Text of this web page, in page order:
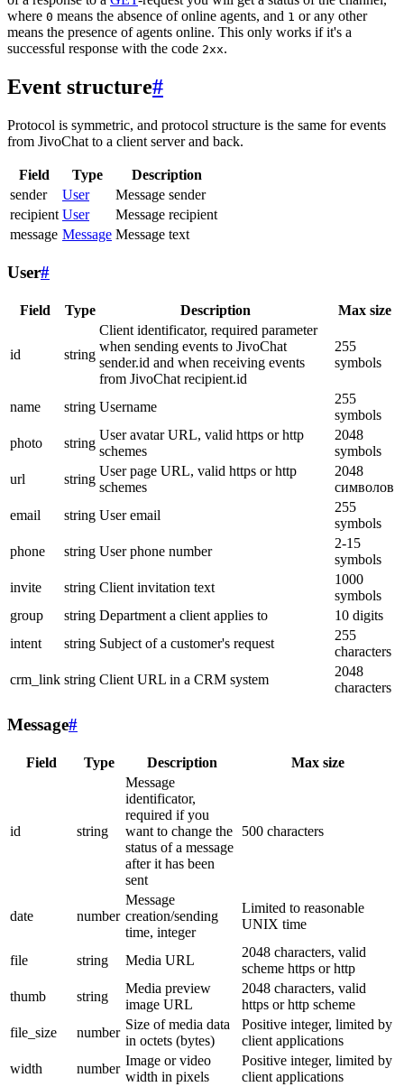
where 0 means the absence of online agents, and 1 or any other
means the presence of agents online. This only works if it's a
successful response with the code 2xx.
Event structure#
Protocol is symmetric, and protocol structure is the same for events
from JivoChat to a client server and back.
Field Type
Description
sender
User
Message sender
recipient User
Message recipient
message Message Message text
User#
Field Type Description Max size
id string
Client identificator, required parameter
when sending events to JivoChat
sender.id and when receiving events
from JivoChat recipient.id
255
symbols
name string Username
255
symbols
photo
string
User avatar URL, valid https or http
schemes
2048
symbols
url
string
User page URL, valid https or http
schemes
2048
символов
email
string User email
255
symbols
phone
string User phone number
2-15
symbols
invite
string Client invitation text
1000
symbols
group
string Department a client applies to
10 digits
intent
string Subject of a customer's request
255
characters
crm_link string Client URL in a CRM system
2048
characters
Message#
Field Type Description Max size
id string
Message
identificator,
required if you
want to change the
status of a message
after it has been
sent
500 characters
date number
Message
creation/sending
time, integer
Limited to reasonable
UNIX time
file string Media URL
2048 characters, valid
scheme https or http
thumb
string
Media preview
image URL
2048 characters, valid
https or http scheme
file_size
number
Size of media data
in octets (bytes)
Positive integer, limited by
client applications
width
number
Image or video
width in pixels
Positive integer, limited by
client applications